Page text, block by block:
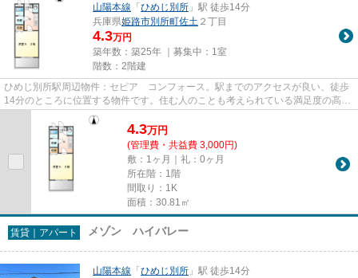
山陽本線 「ひめじ別所 」駅 徒歩14分
兵庫県姫路市別所町佐土 ２丁目
4.3万円
築年数：築25年 ｜募集中： 1室
階数：2階建
ひめじ別所駅周辺物件：セピア コンフォース。駅までのアクセスが良い、徒歩
14分のところに位置する物件です。住む人のことも考えられている満足度の高い
アパートです。当社では、姫...
4.3万円
(管理費・共益費 3,000円)
敷：1ヶ月｜礼：0ヶ月
所在階：1階
間取り：1K
面積：30.81㎡
賃貸｜アパート メゾン ハイバレー
山陽本線 「ひめじ別所 」駅 徒歩14分